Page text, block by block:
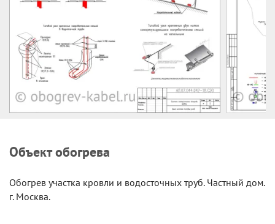
Объект обогрева
Обогрев участка кровли и водосточных труб. Частный дом.
г. Москва.